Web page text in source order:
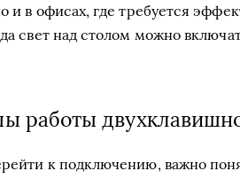
и в офисах, где требуется
свет над столом можно
работы
к подключению, важно